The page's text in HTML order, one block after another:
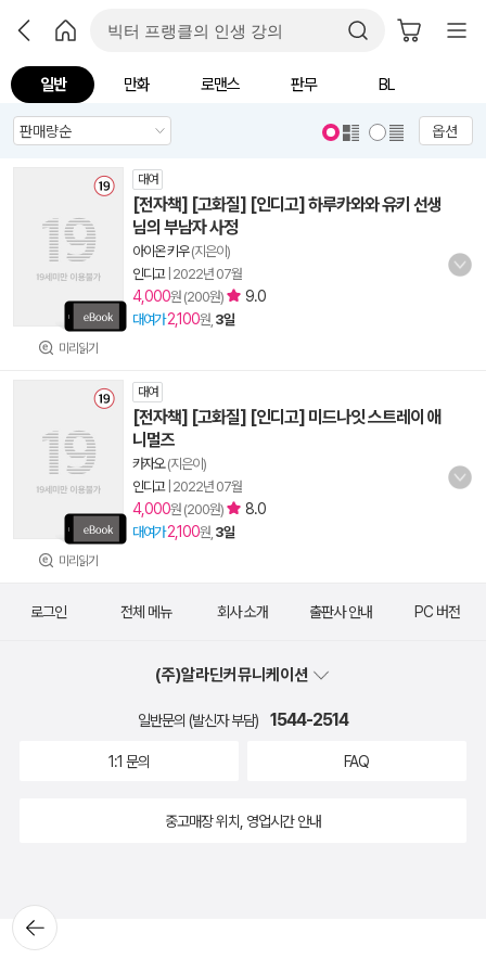
일반 만화 로맨스 판무 BL
옵션
미리읽기
대여
[전자책] [고화질] [인디고] 하루카와와 유키 선생
님의 부남자 사정
아이온 키우(지은이)
인디고| 2022년 07월
4,000원 (200원) 9.0
대여가 2,100원, 3일
미리읽기
대여
[전자책] [고화질] [인디고] 미드나잇 스트레이 애
니멀즈
카자오(지은이)
인디고| 2022년 07월
4,000원 (200원) 8.0
대여가 2,100원, 3일
뒤로가
기
로그인 전체 메뉴 회사 소개 출판사 안내 PC 버전
(주)알라딘커뮤니케이션
일반문의 (발신자 부담) 1544-2514
1:1 문의 FAQ
중고매장 위치, 영업시간 안내